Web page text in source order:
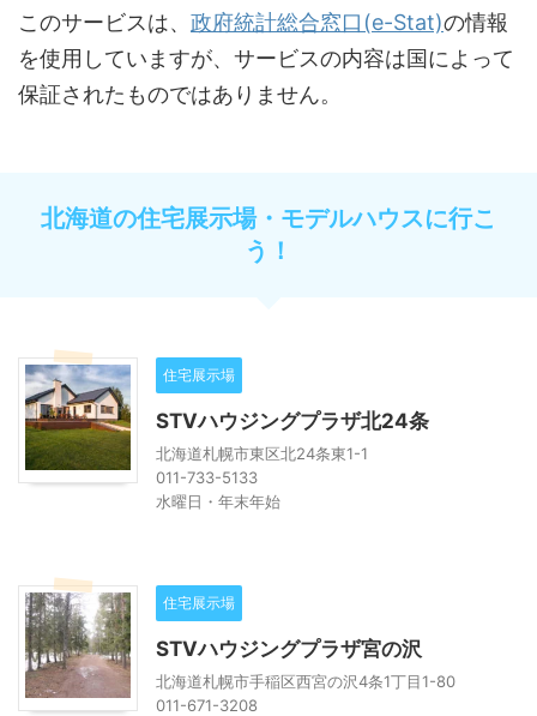
このサービスは、 政府統計総合窓口(e-Stat)の情報
を使用していますが、サービスの内容は国によって
保証されたものではありません。
北海道の住宅展示場・モデルハウスに行こ
う！
住宅展示場
STVハウジングプラザ北24条
北海道札幌市東区北24条東1-1
011-733-5133
水曜日・年末年始
住宅展示場
STVハウジングプラザ宮の沢
北海道札幌市手稲区西宮の沢4条1丁目1-80
011-671-3208